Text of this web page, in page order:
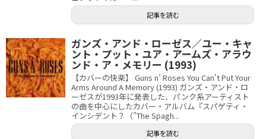
記事を読む
ガンズ・アンド・ローゼス／ユー・キャ
ント・プット・ユア・アームズ・アラウ
ンド・ア・メモリー (1993)
【カバーの快楽】 Guns n’ Roses You Can't Put Your
Arms Around A Memory (1993) ガンズ・アンド・ロ
ーゼスが1993年に発表した、パンク系アーティスト
の曲を中心にしたカバー・アルバム『スパゲティ・
インシデント？（"The Spagh...
記事を読む